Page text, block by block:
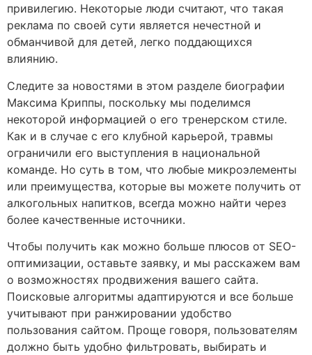
привилегию. Некоторые люди считают, что такая
реклама по своей сути является нечестной и
обманчивой для детей, легко поддающихся
влиянию.
Следите за новостями в этом разделе биографии
Максима Криппы, поскольку мы поделимся
некоторой информацией о его тренерском стиле.
Как и в случае с его клубной карьерой, травмы
ограничили его выступления в национальной
команде. Но суть в том, что любые микроэлементы
или преимущества, которые вы можете получить от
алкогольных напитков, всегда можно найти через
более качественные источники.
Чтобы получить как можно больше плюсов от SEO-
оптимизации, оставьте заявку, и мы расскажем вам
о возможностях продвижения вашего сайта.
Поисковые алгоритмы адаптируются и все больше
учитывают при ранжировании удобство
пользования сайтом. Проще говоря, пользователям
должно быть удобно фильтровать, выбирать и